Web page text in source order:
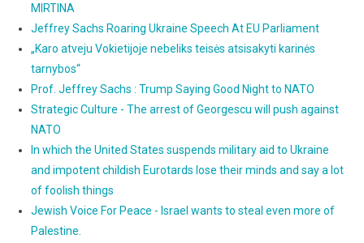
MIRTINA
Jeffrey Sachs Roaring Ukraine Speech At EU Parliament
„Karo atveju Vokietijoje nebeliks teisės atsisakyti karinės
tarnybos“
Prof. Jeffrey Sachs : Trump Saying Good Night to NATO
Strategic Culture - The arrest of Georgescu will push against
NATO
In which the United States suspends military aid to Ukraine
and impotent childish Eurotards lose their minds and say a lot
of foolish things
Jewish Voice For Peace - Israel wants to steal even more of
Palestine.